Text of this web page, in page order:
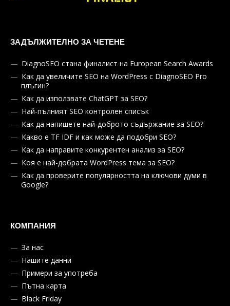
ЗАДЪЛЖИТЕЛНО ЗА ЧЕТЕНЕ
DiagnoSEO стана финалист на European Search Awards
Как да увеличите SEO на WordPress с DiagnoSEO Pro
плъгин?
Как да използвате ChatGPT за SEO?
Най-пълният SEO контролен списък
Как да напишете най-доброто съдържание за SEO?
Какво е TF IDF и как може да подобри SEO?
Как да направите конкурентен анализ за SEO?
Коя е най-добрата WordPress тема за SEO?
Как да проверите популярността на ключови думи в
Google?
КОМПАНИЯ
За нас
Нашите данни
Примери за употреба
Пътна карта
Black Friday